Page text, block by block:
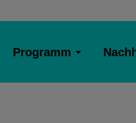
Programm